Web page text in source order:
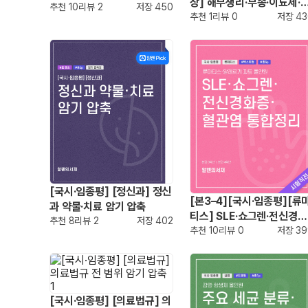
추천 10리뷰 2 저장450
뇨/단백뇨 핵심 종합정리
추천 1리뷰 0 저장
[국시·임종평] [정신과] 정신
과 약물·치료 암기 압축
추천 8리뷰 2 저장402
[본3–4][국시·임종평][류
티스] SLE·쇼그렌·전신경화
증·혈관염 통합정리
추천 10리뷰 0 저장
[국시·임종평] [의료법규] 의